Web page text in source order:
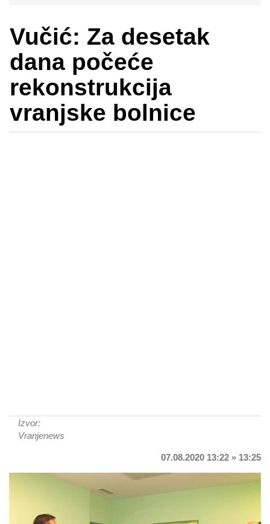
Vučić: Za desetak
dana počeće
rekonstrukcija
vranjske bolnice
Izvor:
Vranjenews
07.08.2020 13:22 » 13:25